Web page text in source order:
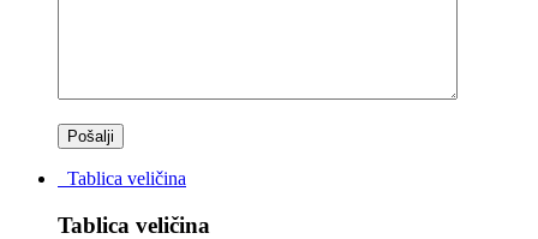
Tablica veličina
Tablica veličina